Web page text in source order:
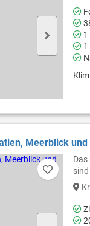
1
1
Meerblick